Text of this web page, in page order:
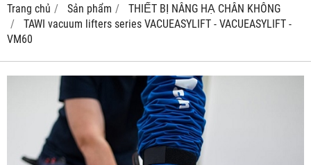
Trang chủ Sản phẩm
THIẾT BỊ NÂNG HẠ CHÂN KHÔNG
TAWI vacuum lifters series VACUEASYLIFT - VACUEASYLIFT -
VM60